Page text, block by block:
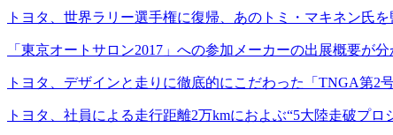
トヨタ、世界ラリー選手権に復帰、あのトミ・マキネン氏を
「東京オートサロン2017」への参加メーカーの出展概要が分
トヨタ、デザインと走りに徹底的にこだわった「TNGA第2
トヨタ、社員による走行距離2万kmにおよぶ“5大陸走破プ